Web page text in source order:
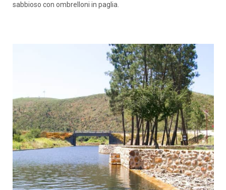
sabbioso con ombrelloni in paglia.